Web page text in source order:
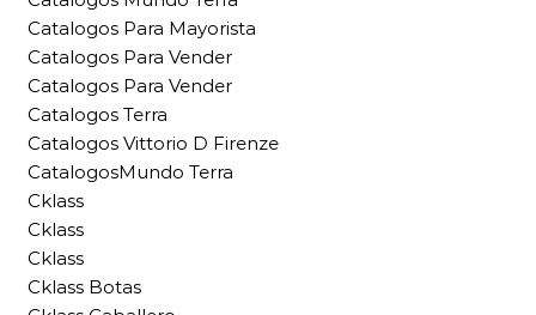
Catalogos Para Mayorista
Catalogos Para Vender
Catalogos Para Vender
Catalogos Terra
Catalogos Vittorio D Firenze
CatalogosMundo Terra
Cklass
Cklass
Cklass
Cklass Botas